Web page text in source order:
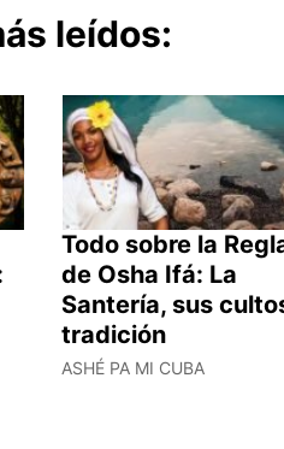
leídos:
Todo sobre la
de Osha Ifá: La
Santería, sus
tradición
ASHÉ PA MI CUBA